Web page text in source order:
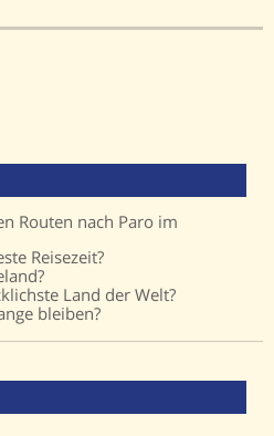
Routen nach Paro im
Reisezeit?
Land der Welt?
bleiben?